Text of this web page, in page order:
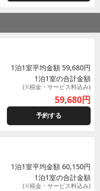
1泊1室平均金額 59,680円
1泊1室の合計金額
(※税金・サービス料込み)
59,680円
予約する
1泊1室平均金額 60,150円
1泊1室の合計金額
(※税金・サービス料込み)